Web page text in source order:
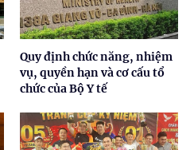
Quy định chức năng, nhiệm
vụ, quyền hạn và cơ cấu tổ
chức của Bộ Y tế